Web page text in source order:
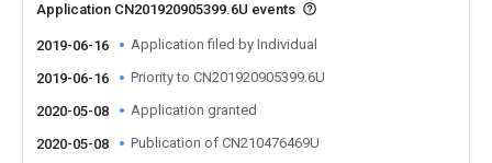
Application CN201920905399.6U events
2019-06-16 Application filed by Individual
2019-06-16 Priority to CN201920905399.6U
2020-05-08 Application granted
2020-05-08 Publication of CN210476469U